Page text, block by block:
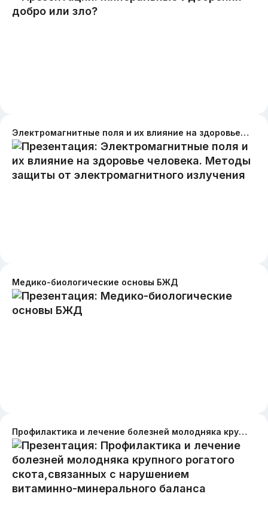
Электромагнитные поля и их влияние на здоровье человека. Методы защиты от электромагнитного излучения
Медико-биологические основы БЖД
Профилактика и лечение болезней молодняка крупного рогатого скота,связанных с нарушением витаминно-минерального баланса